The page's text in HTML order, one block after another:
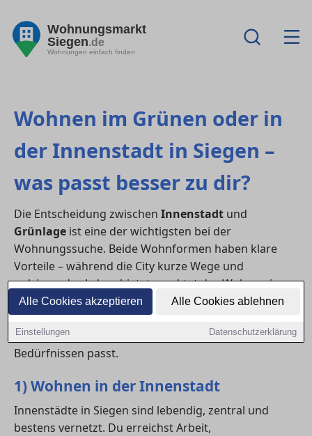
Alle Cookies akzeptieren Alle Cookies ablehnen
Einstellungen Datenschutzerklärung
Wohnungsmarkt
Siegen.de
Wohnungen einfach finden
Wohnen im Grünen oder in
der Innenstadt in Siegen –
was passt besser zu dir?
Die Entscheidung zwischen Innenstadt und
Grünlage ist eine der wichtigsten bei der
Wohnungssuche. Beide Wohnformen haben klare
Vorteile – während die City kurze Wege und
pulsierendes Leben bietet, punktet das Wohnen im
Grünen mit Ruhe, Platz und Natur. Wer eine
Wohnung mietenoder ein
sollte genau abwägen, was zu den eigenen
Bedürfnissen passt.
1) Wohnen in der Innenstadt
Innenstädte in Siegen sind lebendig, zentral und
bestens vernetzt. Du erreichst Arbeit,